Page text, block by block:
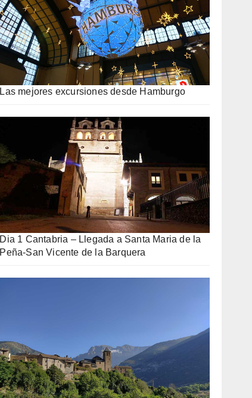
Las mejores excursiones desde Hamburgo
Dia 1 Cantabria – Llegada a Santa Maria de la
Peña-San Vicente de la Barquera